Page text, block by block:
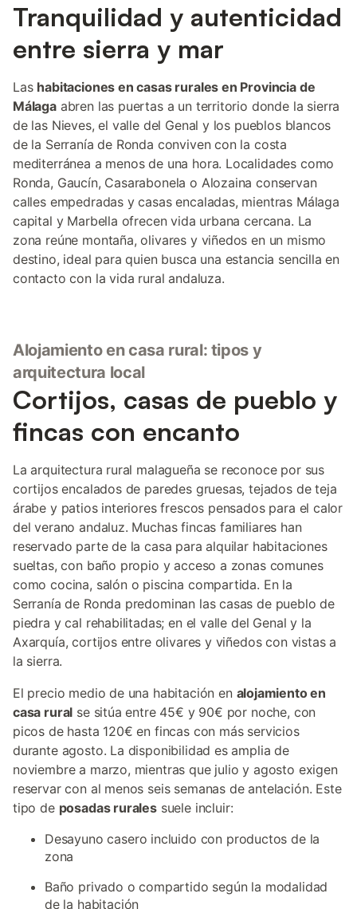
Tranquilidad y autenticidad
entre sierra y mar
Las habitaciones en casas rurales en Provincia de
Málagaabren las puertas a un territorio donde la sierra
de las Nieves, el valle del Genal y los pueblos blancos
de la Serranía de Ronda conviven con la costa
mediterránea a menos de una hora. Localidades como
Ronda, Gaucín, Casarabonela o Alozaina conservan
calles empedradas y casas encaladas, mientras Málaga
capital y Marbella ofrecen vida urbana cercana. La
zona reúne montaña, olivares y viñedos en un mismo
destino, ideal para quien busca una estancia sencilla en
contacto con la vida rural andaluza.
Alojamiento en casa rural: tipos y
arquitectura local
Cortijos, casas de pueblo y
fincas con encanto
La arquitectura rural malagueña se reconoce por sus
cortijos encalados de paredes gruesas, tejados de teja
árabe y patios interiores frescos pensados para el calor
del verano andaluz. Muchas fincas familiares han
reservado parte de la casa para alquilar habitaciones
sueltas, con baño propio y acceso a zonas comunes
como cocina, salón o piscina compartida. En la
Serranía de Ronda predominan las casas de pueblo de
piedra y cal rehabilitadas; en el valle del Genal y la
Axarquía, cortijos entre olivares y viñedos con vistas a
la sierra.
El precio medio de una habitación en alojamiento en
casa rural se sitúa entre 45€ y 90€ por noche, con
picos de hasta 120€ en fincas con más servicios
durante agosto. La disponibilidad es amplia de
noviembre a marzo, mientras que julio y agosto exigen
reservar con al menos seis semanas de antelación. Este
tipo de posadas ruralessuele incluir:
Desayuno casero incluido con productos de la
zona
Baño privado o compartido según la modalidad
de la habitación